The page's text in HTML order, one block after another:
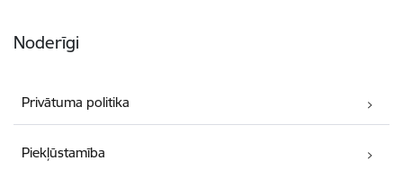
Noderīgi
Privātuma politika
Piekļūstamība